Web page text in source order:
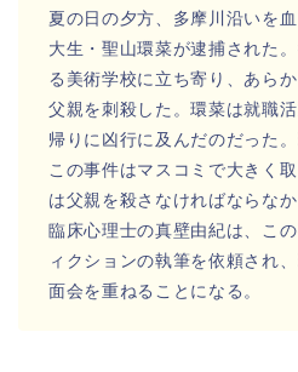
夏の日の夕方、多摩川沿いを
大生・聖山環菜が逮捕された
る美術学校に立ち寄り、あら
父親を刺殺した。環菜は就職
帰りに凶行に及んだのだった
この事件はマスコミで大きく
は父親を殺さなければならな
臨床心理士の真壁由紀は、こ
ィクションの執筆を依頼され
面会を重ねることになる。